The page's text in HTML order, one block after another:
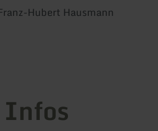
Hubert Hausmann